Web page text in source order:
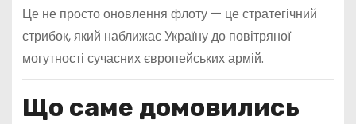
Це не просто оновлення флоту — це стратегічний
стрибок, який наближає Україну до повітряної
могутності сучасних європейських армій.
Що саме домовились